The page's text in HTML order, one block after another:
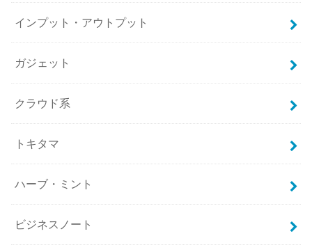
インプット・アウトプット
ガジェット
クラウド系
トキタマ
ハーブ・ミント
ビジネスノート